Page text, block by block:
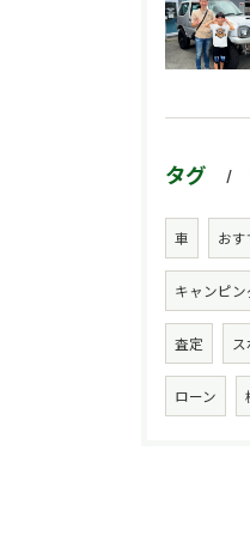
タグ
車 おす
キャンピ
査定
ローン